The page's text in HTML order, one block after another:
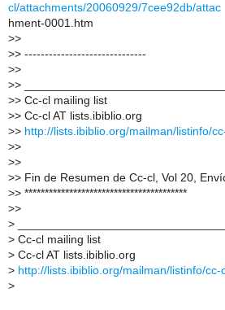
cl/attachments/20060929/7cee92db/attac
hment-0001.htm
>>
>> ------------------------------
>>
>>
>> Cc-cl mailing list
>> Cc-cl AT lists.ibiblio.org
>> http://lists.ibiblio.org/mailman/listinfo/
>>
>>
>> Fin de Resumen de Cc-cl, Vol 20,
>> ****************************************
>>
>
> Cc-cl mailing list
> Cc-cl AT lists.ibiblio.org
> http://lists.ibiblio.org/mailman/listinfo/cc-
>